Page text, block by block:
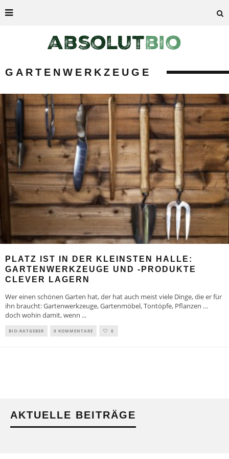
GARTENWERKZEUGE
PLATZ IST IN DER KLEINSTEN HALLE:
GARTENWERKZEUGE UND -PRODUKTE
CLEVER LAGERN
Wer einen schönen Garten hat, der hat auch meist viele Dinge, die er für
ihn braucht: Gartenwerkzeuge, Gartenmöbel, Tontöpfe, Pflanzen …
doch wohin damit, wenn ...
BIO-RATGEBER 0 KOMMENTARE 0
AKTUELLE BEITRÄGE